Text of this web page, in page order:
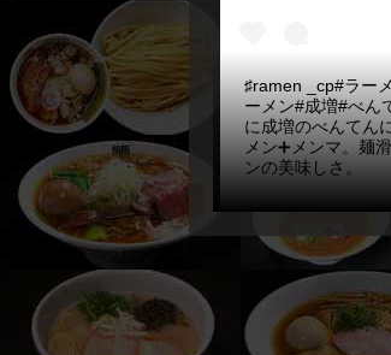
♯ramen _cp#ラー
ーメン#成増#べん
に成増のべんてん
メン➕メンマ。麺
ンの美味しさ。